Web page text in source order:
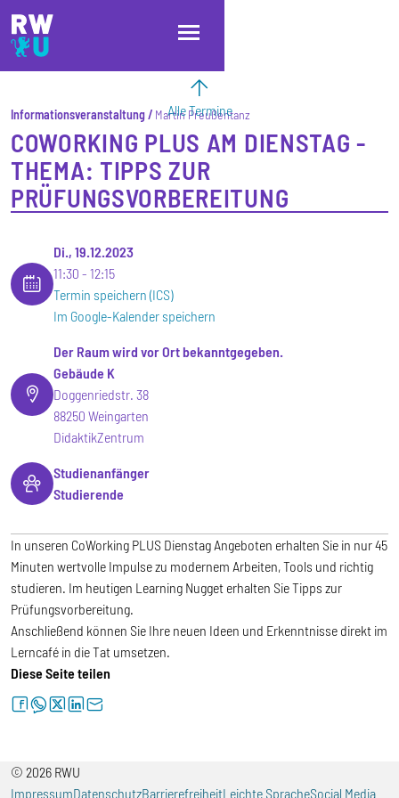
Direkt zum Inhalt
Direkt zur Hauptnavigation
Direkt zum Fußbereich
Alle Termine
Informationsveranstaltung Martin Preußentanz
COWORKING PLUS AM DIENSTAG -
THEMA: TIPPS ZUR
PRÜFUNGSVORBEREITUNG
Di., 19.12.2023
11:30
12:15
Termin speichern (ICS)
Im Google-Kalender speichern
Der Raum wird vor Ort bekanntgegeben.
Gebäude K
Doggenriedstr. 38
88250 Weingarten
DidaktikZentrum
Studienanfänger
Studierende
In unseren CoWorking PLUS Dienstag Angeboten erhalten Sie in nur 45
Minuten wertvolle Impulse zu modernem Arbeiten, Tools und richtig
studieren. Im heutigen Learning Nugget erhalten Sie Tipps zur
Prüfungsvorbereitung.
Anschließend können Sie Ihre neuen Ideen und Erkenntnisse direkt im
Lerncafé in die Tat umsetzen.
Diese Seite teilen
facebookwhatsapptwitterlinkedinletter
© 2026 RWU
ImpressumDatenschutzBarrierefreiheitLeichte SpracheSocial Media